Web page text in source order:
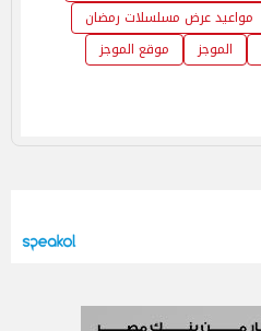
مواعيد عرض مسلسلات رمضان
الموجز
موقع الموجز